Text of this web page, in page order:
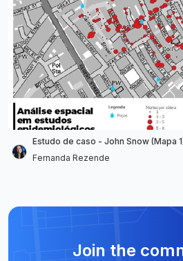
Estudo de caso - John Snow (Mapa
Fernanda Rezende
Join the